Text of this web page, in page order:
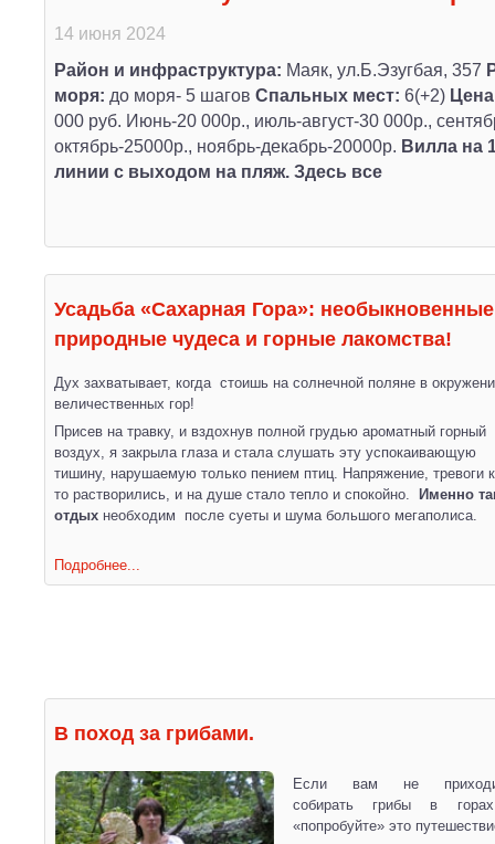
14 июня 2024
Район и инфраструктура: Маяк, ул.Б.Эзугбая, 357
моря: до моря- 5 шагов Спальных мест: 6(+2)
000 руб. Июнь-20 000р., июль-август-30 000р.,
октябрь-25000р., ноябрь-декабрь-20000р. Вилла на
линии с выходом на пляж. Здесь все
Усадьба «Сахарная Гора»: необыкновенные
природные чудеса и горные лакомства!
Дух захватывает, когда стоишь на солнечной поляне в
величественных гор!
Присев на травку, и вздохнув полной грудью ароматный горный
воздух, я закрыла глаза и стала слушать эту успокаивающую
тишину, нарушаемую только пением птиц. Напряжение, тревоги
то растворились, и на душе стало тепло и спокойно.
Именно
отдых необходим после суеты и шума большого мегаполиса.
Подробнее...
В поход за грибами.
Если вам не
собирать грибы в
«попробуйте» это